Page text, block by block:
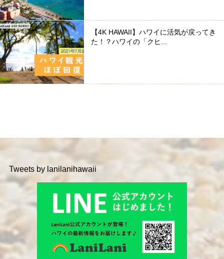
【4K HAWAII】ハワイに活気が戻ってき
た！？ハワイの「クヒ...
Tweets by lanilanihawaii